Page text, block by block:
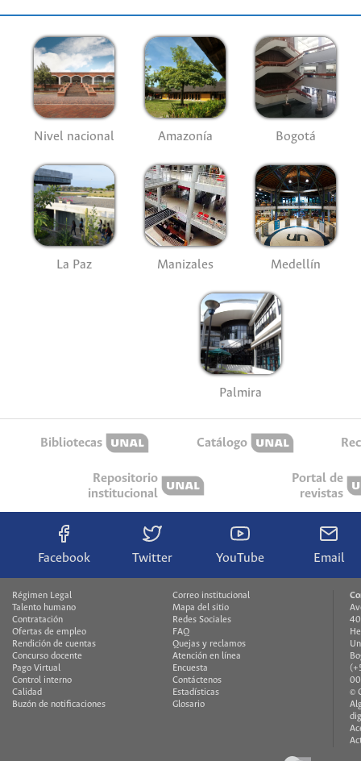
Nivel nacional Amazonía Bogotá
La Paz Manizales Medellín
Palmira
Bibliotecas Catálogo
Repositorio
institucional
Portal de
revistas
Facebook Twitter YouTube Email
Régimen Legal
Talento humano
Contratación
Ofertas de empleo
Rendición de cuentas
Concurso docente
Pago Virtual
Control interno
Calidad
Buzón de notificaciones
Correo institucional
Mapa del sitio
Redes Sociales
FAQ
Quejas y reclamos
Atención en línea
Encuesta
Contáctenos
Estadísticas
Glosario
©